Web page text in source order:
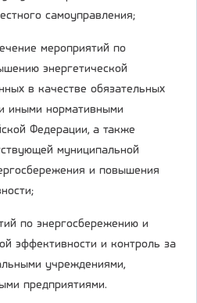
самоуправления;
мероприятий по
энергетической
в качестве обязательных
иными нормативными
Федерации, а также
муниципальной
и повышения
по энергосбережению и
эффективности и контроль за
учреждениями,
предприятиями.